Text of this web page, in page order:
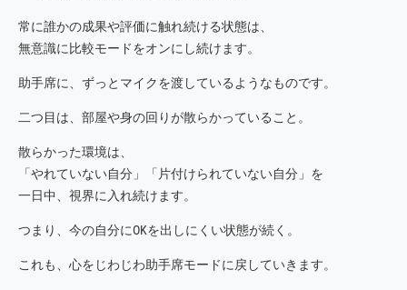
常に誰かの成果や評価に触れ続ける状態は、
無意識に比較モードをオンにし続けます。
助手席に、ずっとマイクを渡しているようなものです。
二つ目は、部屋や身の回りが散らかっていること。
散らかった環境は、
「やれていない自分」「片付けられていない自分」を
一日中、視界に入れ続けます。
つまり、今の自分にOKを出しにくい状態が続く。
これも、心をじわじわ助手席モードに戻していきます。